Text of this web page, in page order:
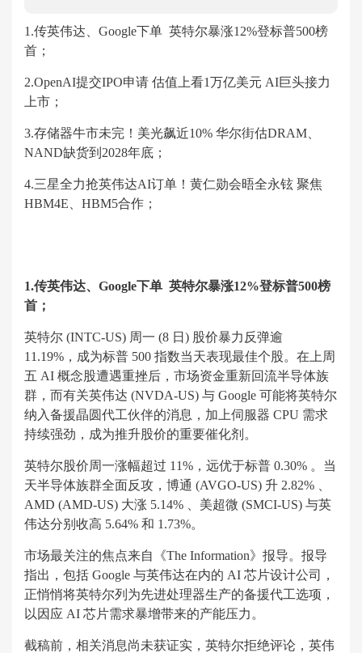
1.传英伟达、Google下单 英特尔暴涨12%登标普500榜
首；
2.OpenAI提交IPO申请 估值上看1万亿美元 AI巨头接力
上市；
3.存储器牛市未完！美光飙近10% 华尔街估DRAM、
NAND缺货到2028年底；
4.三星全力抢英伟达AI订单！黄仁勋会晤全永铉 聚焦
HBM4E、HBM5合作；
1.传英伟达、Google下单 英特尔暴涨12%登标普500榜
首；
英特尔 (INTC-US) 周一 (8 日) 股价暴力反弹逾
11.19%，成为标普 500 指数当天表现最佳个股。在上周
五 AI 概念股遭遇重挫后，市场资金重新回流半导体族
群，而有关英伟达 (NVDA-US) 与 Google 可能将英特尔
纳入备援晶圆代工伙伴的消息，加上伺服器 CPU 需求
持续强劲，成为推升股价的重要催化剂。
英特尔股价周一涨幅超过 11%，远优于标普 0.30% 。当
天半导体族群全面反攻，博通 (AVGO-US) 升 2.82% 、
AMD (AMD-US) 大涨 5.14% 、美超微 (SMCI-US) 与英
伟达分别收高 5.64% 和 1.73%。
市场最关注的焦点来自《The Information》报导。报导
指出，包括 Google 与英伟达在内的 AI 芯片设计公司，
正悄悄将英特尔列为先进处理器生产的备援代工选项，
以因应 AI 芯片需求暴增带来的产能压力。
截稿前，相关消息尚未获证实，英特尔拒绝评论，英伟